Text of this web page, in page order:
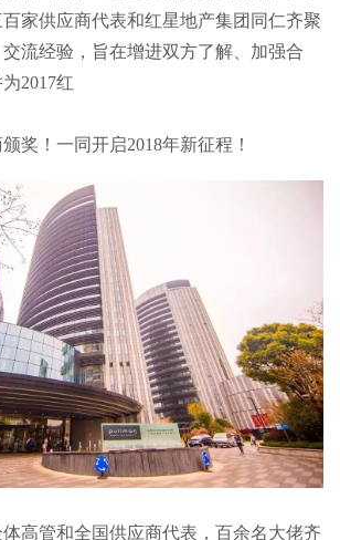
家供应商代表和红星地产集团同仁齐聚
流经验，旨在增进双方了解、加强合
2017红
奖！一同开启2018年新征程！
高管和全国供应商代表，百余名大佬齐